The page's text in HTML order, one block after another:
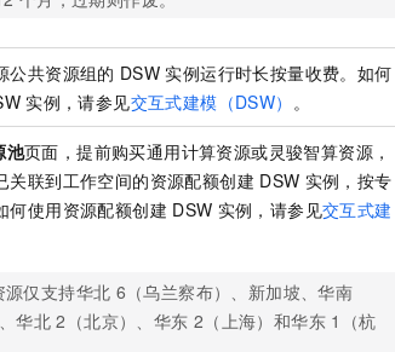
公共资源组的 DSW 实例运行时长按量收费。如何
实例，请参见交互式建模（DSW） 。
池页面，提前购买通用计算资源或灵骏智算资源，
关联到工作空间的资源配额创建 DSW 实例，按专
何使用资源配额创建 DSW 实例，请参见交互式建
源仅支持华北 6（乌兰察布）、新加坡、华南
华北 2（北京）、华东 2（上海）和华东 1（杭